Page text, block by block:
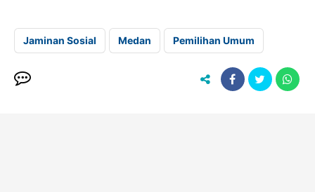
Jaminan Sosial Medan Pemilihan Umum